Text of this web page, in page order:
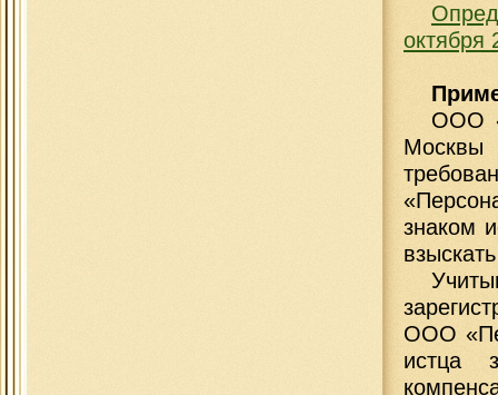
октября
ООО
знаком
ООО
истца